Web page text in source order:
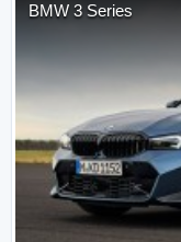
BMW 3 Series